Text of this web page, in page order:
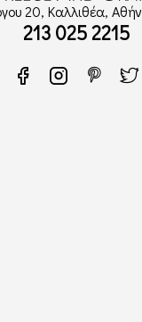
20, Καλλιθέα,
213 025 2215